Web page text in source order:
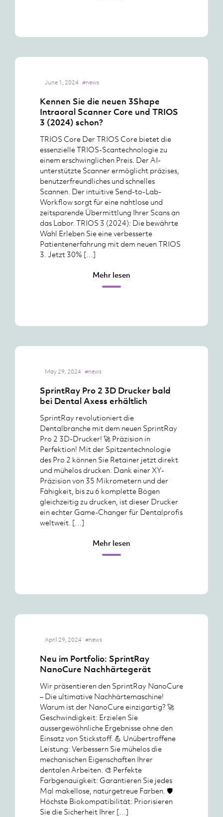
June 1, 2024 #news
Kennen Sie die neuen 3Shape
Intraoral Scanner Core und TRIOS
3 (2024) schon?
TRIOS Core Der TRIOS Core bietet die
essenzielle TRIOS-Scantechnologie zu
einem erschwinglichen Preis. Der AI-
unterstützte Scanner ermöglicht präzises,
benutzerfreundliches und schnelles
Scannen. Der intuitive Send-to-Lab-
Workflow sorgt für eine nahtlose und
zeitsparende Übermittlung Ihrer Scans an
das Labor. TRIOS 3 (2024): Die bewährte
Wahl Erleben Sie eine verbesserte
Patientenerfahrung mit dem neuen TRIOS
3. Jetzt 30% […]
Mehr lesen
May 29, 2024 #news
SprintRay Pro 2 3D Drucker bald
bei Dental Axess erhältlich
SprintRay revolutioniert die
Dentalbranche mit dem neuen SprintRay
Pro 2 3D-Drucker! 🚀 Präzision in
Perfektion! Mit der Spitzentechnologie
des Pro 2 können Sie Retainer jetzt direkt
und mühelos drucken. Dank einer XY-
Präzision von 35 Mikrometern und der
Fähigkeit, bis zu 6 komplette Bögen
gleichzeitig zu drucken, ist dieser Drucker
ein echter Game-Changer für Dentalprofis
weltweit. […]
Mehr lesen
April 29, 2024 #news
Neu im Portfolio: SprintRay
NanoCure Nachhärtegerät
Wir präsentieren den SprintRay NanoCure
– Die ultimative Nachhärtemaschine!
Warum ist der NanoCure einzigartig? 🚀
Geschwindigkeit: Erzielen Sie
aussergewöhnliche Ergebnisse ohne den
Einsatz von Stickstoff. 💪 Unübertroffene
Leistung: Verbessern Sie mühelos die
mechanischen Eigenschaften Ihrer
dentalen Arbeiten. 🎨 Perfekte
Farbgenauigkeit: Garantieren Sie jedes
Mal makellose, naturgetreue Farben. 🛡️
Höchste Biokompatibilität: Priorisieren
Sie die Sicherheit Ihrer […]